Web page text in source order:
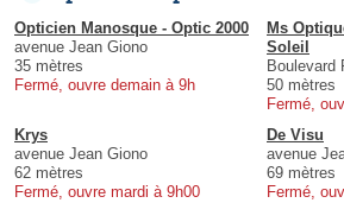
Opticien Manosque - Optic 2000
avenue Jean Giono
35 mètres
Fermé, ouvre demain à 9h
Ms
Soleil
Boulevard
50 mètres
Fermé,
Krys
avenue Jean Giono
62 mètres
Fermé, ouvre mardi à 9h00
De Visu
avenue
69 mètres
Fermé,